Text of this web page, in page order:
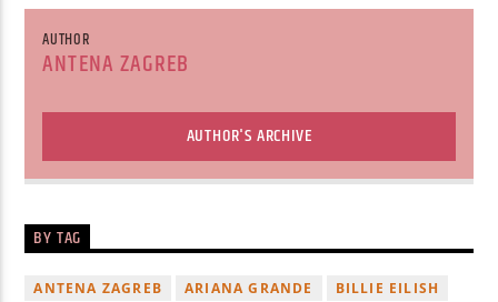
AUTHOR
ANTENA ZAGREB
AUTHOR'S ARCHIVE
BY TAG
ANTENA ZAGREB ARIANA GRANDE
BILLIE EILISH